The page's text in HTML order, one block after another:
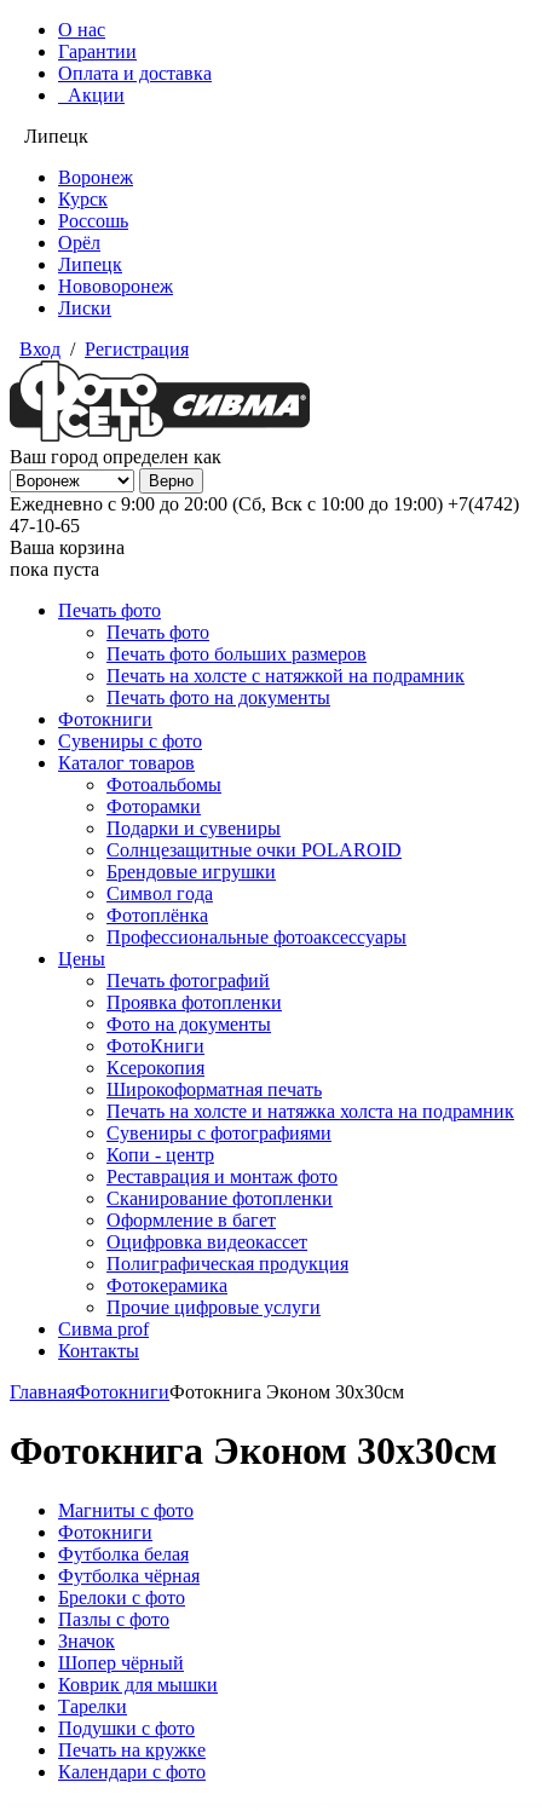
О нас
Гарантии
Оплата и доставка
Акции
Липецк
Воронеж
Курск
Россошь
Орёл
Липецк
Нововоронеж
Лиски
Вход / Регистрация
Ваш город определен как
Ежедневно с 9:00 до 20:00 (Сб, Вск с 10:00 до 19:00) +7(4742)
47-10-65
Ваша корзина
пока пуста
Печать фото
Печать фото
Печать фото больших размеров
Печать на холсте с натяжкой на подрамник
Печать фото на документы
Фотокниги
Сувениры с фото
Каталог товаров
Фотоальбомы
Фоторамки
Подарки и сувениры
Солнцезащитные очки POLAROID
Брендовые игрушки
Символ года
Фотоплёнка
Профессиональные фотоаксессуары
Цены
Печать фотографий
Проявка фотопленки
Фото на документы
ФотоКниги
Ксерокопия
Широкоформатная печать
Печать на холсте и натяжка холста на подрамник
Сувениры с фотографиями
Копи - центр
Реставрация и монтаж фото
Сканирование фотопленки
Оформление в багет
Оцифровка видеокассет
Полиграфическая продукция
Фотокерамика
Прочие цифровые услуги
Сивма prof
Контакты
ГлавнаяФотокнигиФотокнига Эконом 30х30см
Фотокнига Эконом 30х30см
Магниты с фото
Фотокниги
Футболка белая
Футболка чёрная
Брелоки с фото
Пазлы с фото
Значок
Шопер чёрный
Коврик для мышки
Тарелки
Подушки с фото
Печать на кружке
Календари с фото